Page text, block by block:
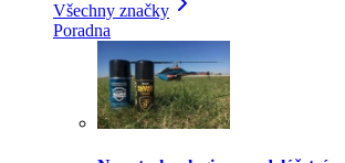
Všechny značky
Poradna